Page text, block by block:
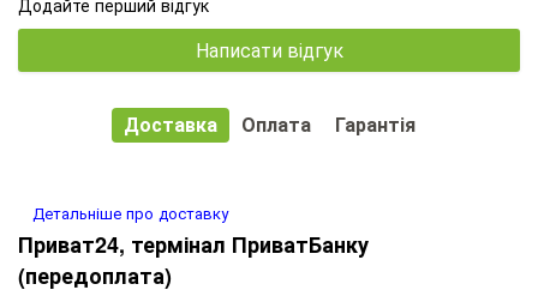
Написати відгук
Доставка Оплата Гарантія
Детальніше про доставку
Приват24, термінал ПриватБанку
(передоплата)